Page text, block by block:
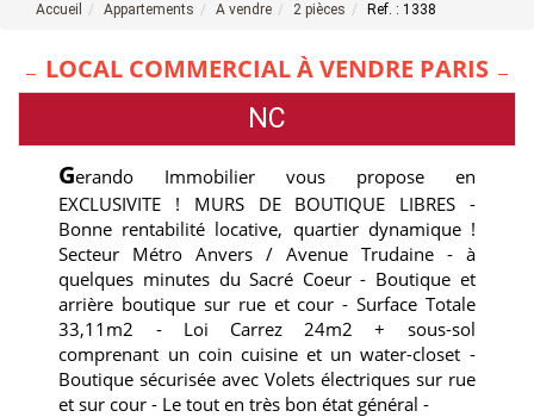
Accueil Appartements A vendre 2 pièces Ref. : 1338
LOCAL COMMERCIAL À VENDRE PARIS
NC
Gerando Immobilier vous propose en
EXCLUSIVITE ! MURS DE BOUTIQUE LIBRES -
Bonne rentabilité locative, quartier dynamique !
Secteur Métro Anvers / Avenue Trudaine - à
quelques minutes du Sacré Coeur - Boutique et
arrière boutique sur rue et cour - Surface Totale
33,11m2 - Loi Carrez 24m2 + sous-sol
comprenant un coin cuisine et un water-closet -
Boutique sécurisée avec Volets électriques sur rue
et sur cour - Le tout en très bon état général -